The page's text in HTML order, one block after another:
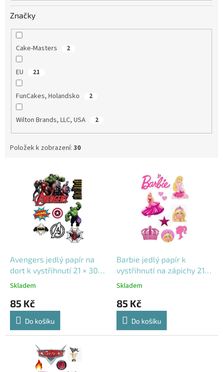
Značky
Cake-Masters 2
EU 21
FunCakes, Holandsko 2
Wilton Brands, LLC, USA 2
Položek k zobrazení: 30
Avengers jedlý papír na
dort k vystřihnutí 21 × 30
cm
Skladem
85 Kč
Do košíku
Barbie jedlý papír k
vystřihnutí na zápichy 21 ×
30 cm
Skladem
85 Kč
Do košíku